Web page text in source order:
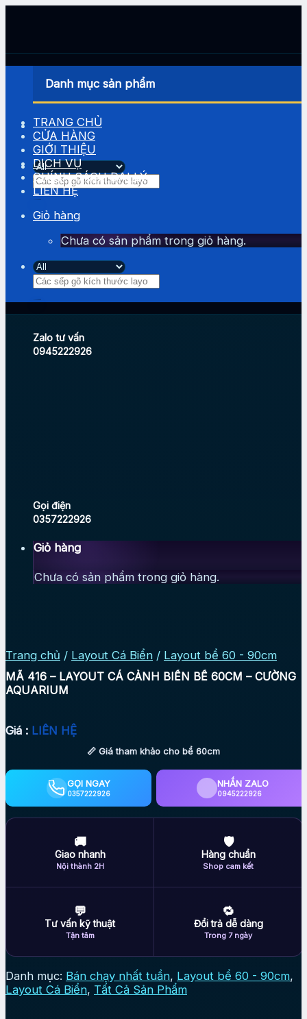
Tìm
kiếm:
Zalo tư vấn
0945222926
Gọi điện
0357222926
Giỏ hàng
Chưa có sản phẩm trong giỏ hàng.
Danh mục sản phẩm
TRANG CHỦ
CỬA HÀNG
GIỚI THIỆU
DỊCH VỤ
CHÍNH SÁCH ĐẠI LÝ
LIÊN HỆ
Giỏ hàng
Chưa có sản phẩm trong giỏ hàng.
Tìm
kiếm:
Trang chủ / Layout Cá Biển / Layout bể 60 - 90cm
MÃ 416 – LAYOUT CÁ CẢNH BIỂN BỂ 60CM – CƯỜNG
AQUARIUM
Giá : LIÊN HỆ
📏 Giá tham khảo cho bể 60cm
GỌI NGAY
0357222926
NHẮN ZALO
0945222926
🚚
Giao nhanh
Nội thành 2H
🛡
Hàng chuẩn
Shop cam kết
💬
Tư vấn kỹ thuật
Tận tâm
🔁
Đổi trả dễ dàng
Trong 7 ngày
Danh mục: Bán chạy nhất tuần, Layout bể 60 - 90cm,
Layout Cá Biển, Tất Cả Sản Phẩm